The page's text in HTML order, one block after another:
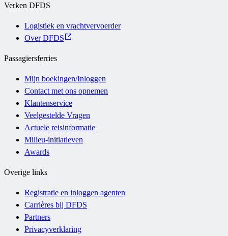
Verken DFDS
Logistiek en vrachtvervoerder
Over DFDS
Passagiersferries
Mijn boekingen/Inloggen
Contact met ons opnemen
Klantenservice
Veelgestelde Vragen
Actuele reisinformatie
Milieu-initiatieven
Awards
Overige links
Registratie en inloggen agenten
Carrières bij DFDS
Partners
Privacyverklaring